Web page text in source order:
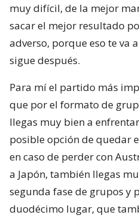
muy difícil, de la mejor
sacar el mejor resultado
adverso, porque eso te va
sigue después.
Para mí el partido más
que por el formato de
llegas muy bien a
posible opción de quedar
en caso de perder con
a Japón, también llegas
segunda fase de grupos y
duodécimo lugar, que